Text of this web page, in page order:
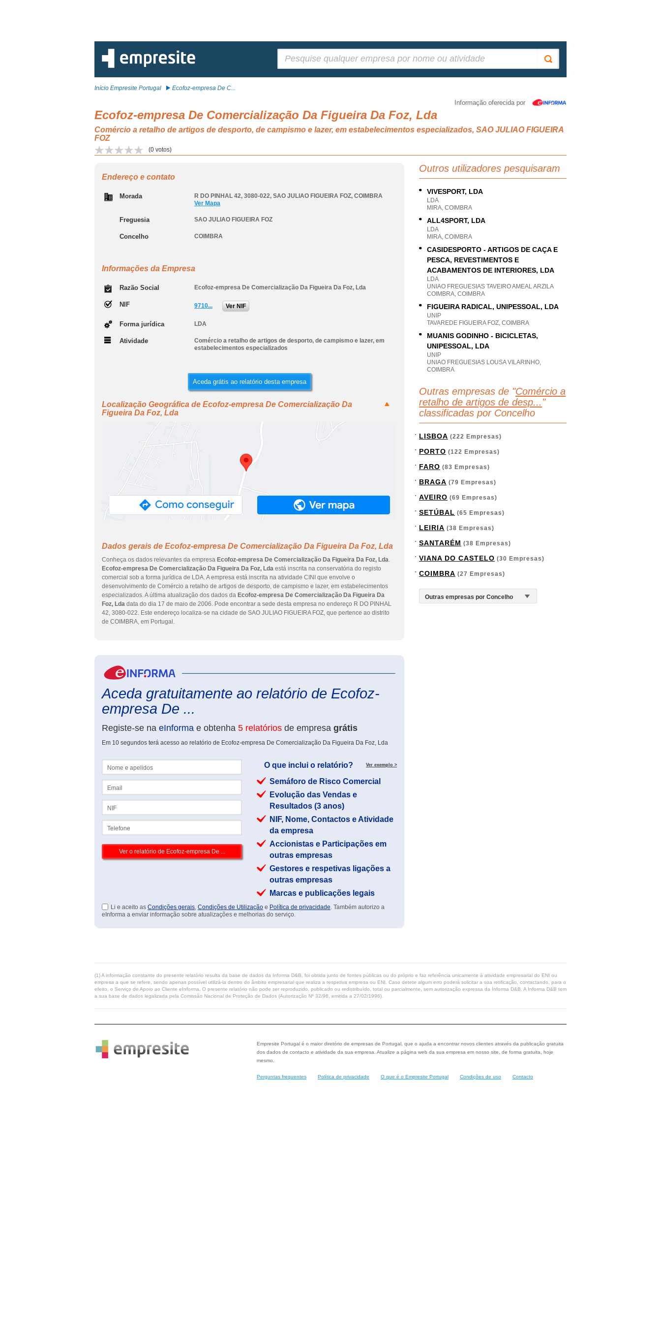
Início Empresite Portugal Ecofoz-empresa De C...
Informação oferecida por
Ecofoz-empresa De Comercialização Da Figueira Da Foz, Lda
Comércio a retalho de artigos de desporto, de campismo e lazer, em estabelecimentos especializados, SAO JULIAO FIGUEIRA
FOZ
(0 votos)
Endereço e contato
Morada R DO PINHAL 42, 3080-022, SAO JULIAO FIGUEIRA FOZ, COIMBRA
Ver Mapa
Freguesia SAO JULIAO FIGUEIRA FOZ
Concelho COIMBRA
Informações da Empresa
Razão Social Ecofoz-empresa De Comercialização Da Figueira Da Foz, Lda
NIF 9710... Ver NIF
Forma jurídica LDA
Atividade
Comércio a retalho de artigos de desporto, de campismo e lazer, em
estabelecimentos especializados
Aceda grátis ao relatório desta empresa
Localização Geográfica de Ecofoz-empresa De Comercialização Da
Figueira Da Foz, Lda
Dados gerais de Ecofoz-empresa De Comercialização Da Figueira Da Foz, Lda
Conheça os dados relevantes da empresa Ecofoz-empresa De Comercialização Da Figueira Da Foz, Lda.
Ecofoz-empresa De Comercialização Da Figueira Da Foz, Lda está inscrita na conservatória do registo
comercial sob a forma jurídica de LDA. A empresa está inscrita na atividade CINI que envolve o
desenvolvimento de Comércio a retalho de artigos de desporto, de campismo e lazer, em estabelecimentos
especializados. A última atualização dos dados da Ecofoz-empresa De Comercialização Da Figueira Da
Foz, Lda data do dia 17 de maio de 2006. Pode encontrar a sede desta empresa no endereço R DO PINHAL
42, 3080-022. Este endereço localiza-se na cidade de SAO JULIAO FIGUEIRA FOZ, que pertence ao distrito
de COIMBRA, em Portugal.
Aceda gratuitamente ao relatório de Ecofoz-
empresa De ...
Registe-se na eInforma e obtenha 5 relatórios de empresa grátis
Em 10 segundos terá acesso ao relatório de Ecofoz-empresa De Comercialização Da Figueira Da Foz, Lda
O que inclui o relatório? Ver exemplo >
Semáforo de Risco Comercial
Evolução das Vendas e
Resultados (3 anos)
NIF, Nome, Contactos e Atividade
da empresa
Accionistas e Participações em
outras empresas
Gestores e respetivas ligações a
outras empresas
Marcas e publicações legais
Li e aceito as Condições gerais, Condições de Utilização e Política de privacidade. Também autorizo a
eInforma a enviar informação sobre atualizações e melhorias do serviço.
Outros utilizadores pesquisaram
VIVESPORT, LDA
LDA
MIRA, COIMBRA
ALL4SPORT, LDA
LDA
MIRA, COIMBRA
CASIDESPORTO - ARTIGOS DE CAÇA E
PESCA, REVESTIMENTOS E
ACABAMENTOS DE INTERIORES, LDA
LDA
UNIAO FREGUESIAS TAVEIRO AMEAL ARZILA
COIMBRA, COIMBRA
FIGUEIRA RADICAL, UNIPESSOAL, LDA
UNIP
TAVAREDE FIGUEIRA FOZ, COIMBRA
MUANIS GODINHO - BICICLETAS,
UNIPESSOAL, LDA
UNIP
UNIAO FREGUESIAS LOUSA VILARINHO,
COIMBRA
Outras empresas de "Comércio a
retalho de artigos de desp... "
classificadas por Concelho
LISBOA (222 Empresas)
PORTO (122 Empresas)
FARO (83 Empresas)
BRAGA (79 Empresas)
AVEIRO (69 Empresas)
SETÚBAL (65 Empresas)
LEIRIA (38 Empresas)
SANTARÉM (38 Empresas)
VIANA DO CASTELO (30 Empresas)
COIMBRA (27 Empresas)
(1) A informação constante do presente relatório resulta da base de dados da Informa D&B, foi obtida junto de fontes públicas ou do próprio e faz referência unicamente à atividade empresarial do ENI ou
empresa a que se refere, sendo apenas possível utilizá-la dentro do âmbito empresarial que realiza a respetiva empresa ou ENI. Caso detete algum erro poderá solicitar a sua retificação, contactando, para o
efeito, o Serviço de Apoio ao Cliente eInforma. O presente relatório não pode ser reproduzido, publicado ou redistribuído, total ou parcialmente, sem autorização expressa da Informa D&B. A Informa D&B tem
a sua base de dados legalizada pela Comissão Nacional de Proteção de Dados (Autorização Nº 32/96, emitida a 27/02/1996).
Empresite Portugal é o maior diretório de empresas de Portugal, que o ajuda a encontrar novos clientes através da publicação gratuita
dos dados de contacto e atividade da sua empresa. Atualize a página web da sua empresa em nosso site, de forma gratuita, hoje
mesmo.
Perguntas frequentes Política de privacidade O que é o Empresite Portugal Condições de uso Contacto